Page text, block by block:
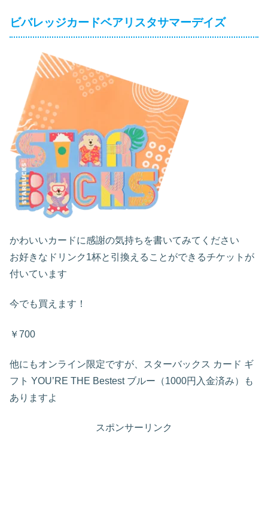
ビバレッジカードベアリスタサマーデイズ
かわいいカードに感謝の気持ちを書いてみてください
お好きなドリンク1杯と引換えることができるチケットが
付いています
今でも買えます！
￥700
他にもオンライン限定ですが、スターバックス カード ギ
フト YOU’RE THE Bestest ブルー（1000円入金済み）も
ありますよ
スポンサーリンク